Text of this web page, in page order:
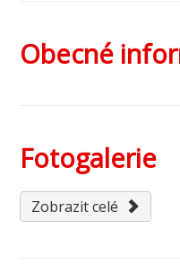
Obecné
Fotogalerie
Zobrazit celé